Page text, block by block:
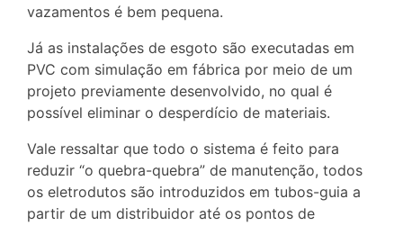
vazamentos é bem pequena.
Já as instalações de esgoto são executadas em
PVC com simulação em fábrica por meio de um
projeto previamente desenvolvido, no qual é
possível eliminar o desperdício de materiais.
Vale ressaltar que todo o sistema é feito para
reduzir “o quebra-quebra” de manutenção, todos
os eletrodutos são introduzidos em tubos-guia a
partir de um distribuidor até os pontos de